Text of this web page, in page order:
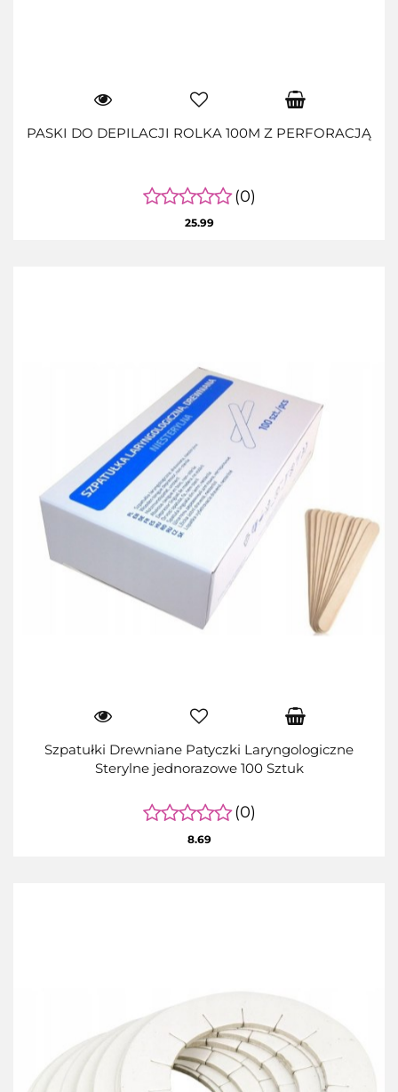
PASKI DO DEPILACJI ROLKA 100M Z PERFORACJĄ
(0)
25.99
Szpatułki Drewniane Patyczki Laryngologiczne
Sterylne jednorazowe 100 Sztuk
(0)
8.69